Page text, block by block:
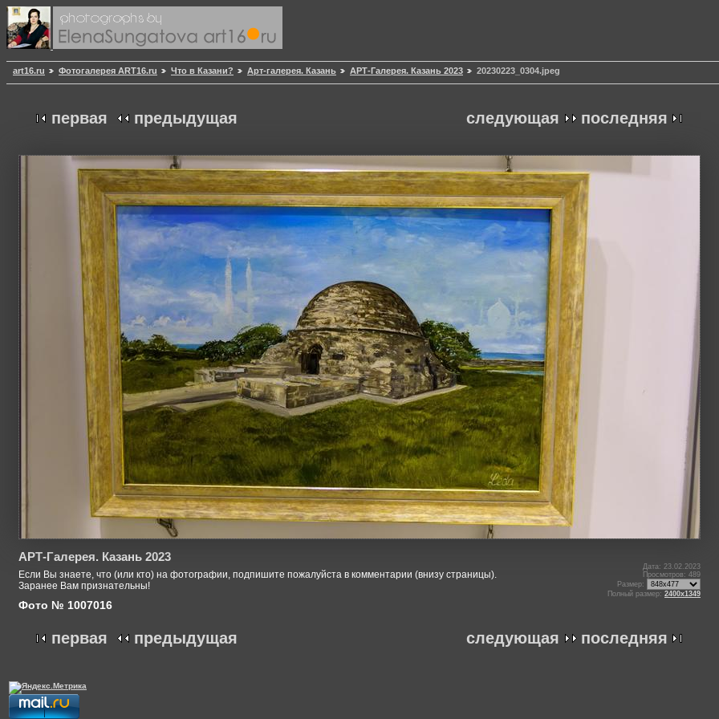
art16.ru Фотогалерея ART16.ru Что в Казани? Арт-галерея. Казань АРТ-Галерея. Казань 2023 20230223_0304.jpeg
следующая последняя
первая предыдущая
АРТ-Галерея. Казань 2023
Если Вы знаете, что (или кто) на фотографии, подпишите пожалуйста в комментарии (внизу страницы).
Заранее Вам признательны!
Фото № 1007016
Дата: 23.02.2023
Просмотров: 489
Размер:
Полный размер: 2400x1349
следующая последняя
первая предыдущая